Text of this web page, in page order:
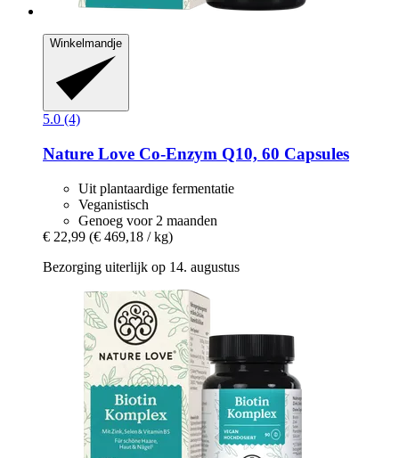
Winkelmandje
5.0 (4)
Nature Love Co-​Enzym Q10, 60 Capsules
Uit plantaardige fermentatie
Veganistisch
Genoeg voor 2 maanden
€ 22,99 (€ 469,18 / kg)
Bezorging uiterlijk op 14. augustus